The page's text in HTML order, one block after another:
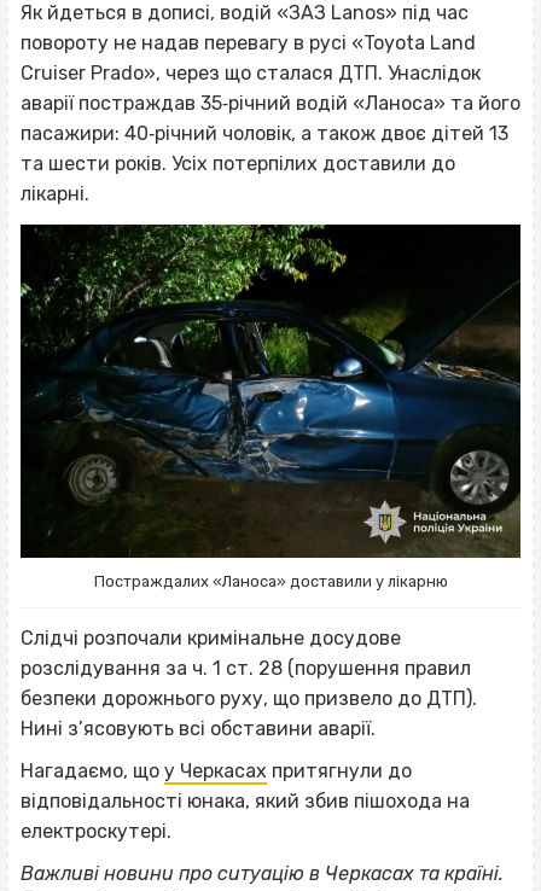
Як йдеться в дописі, водій «ЗАЗ Lanos» під час
повороту не надав перевагу в русі «Toyota Land
Cruiser Prado», через що сталася ДТП. Унаслідок
аварії постраждав 35‐річний водій «Ланоса» та його
пасажири: 40‐річний чоловік, а також двоє дітей 13
та шести років. Усіх потерпілих доставили до
лікарні.
Постраждалих «Ланоса» доставили у лікарню
Слідчі розпочали кримінальне досудове
розслідування за ч. 1 ст. 28 (порушення правил
безпеки дорожнього руху, що призвело до ДТП).
Нині з’ясовують всі обставини аварії.
Нагадаємо, що у Черкасах притягнули до
відповідальності юнака, який збив пішохода на
електроскутері.
Важливі новини про ситуацію в Черкасах та країні.